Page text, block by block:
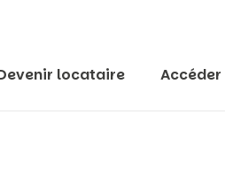
locataire